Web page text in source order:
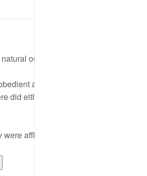
outcome of being away
and disgraces the sinner,
did either one start in life. As in